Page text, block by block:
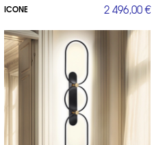
ICONE 2 496,00 €